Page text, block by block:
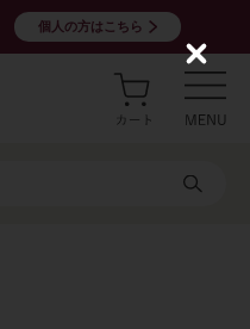
個人の方はこちら
C
l
s